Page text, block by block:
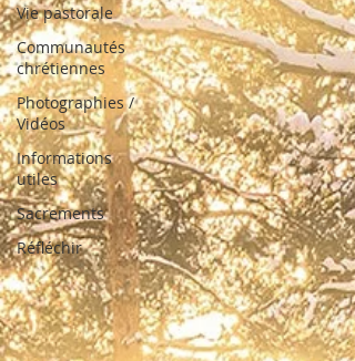
Vie pastorale
Communautés
chrétiennes
Photographies /
Vidéos
Informations
utiles
Sacrements
Réfléchir